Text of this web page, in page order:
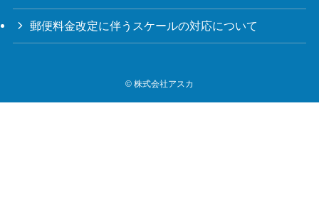
郵便料金改定に伴うスケールの対応について
© 株式会社アスカ